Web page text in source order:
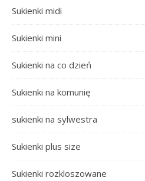
Sukienki midi
Sukienki mini
Sukienki na co dzień
Sukienki na komunię
sukienki na sylwestra
Sukienki plus size
Sukienki rozkloszowane